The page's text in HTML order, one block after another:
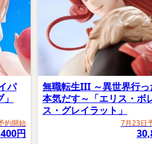
パ
約開始
円
無職転生III ～異世界行っ
本気だす～「エリス・ボ
ス・グレイラット」
7月23日